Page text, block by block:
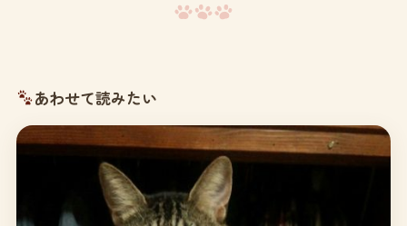
あわせて読みたい